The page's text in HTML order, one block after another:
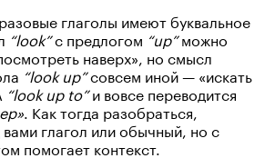
глаголы имеют буквальное
“look”с предлогом “up”можно
наверх», но смысл
“look up”совсем иной — «искать
“look up to”и вовсе переводится
. Как тогда разобраться,
глагол или обычный, но с
помогает контекст.